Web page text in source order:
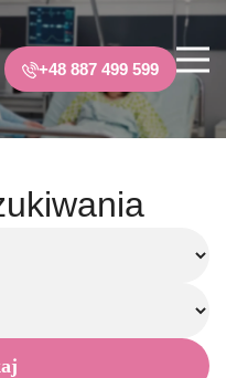
+48 887 499 599